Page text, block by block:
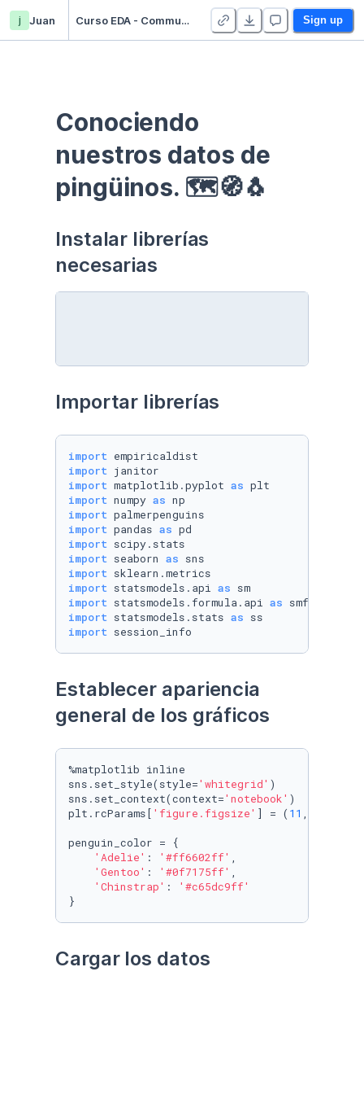
j Juan Curso EDA - Communication - Duplicate Sign up
Conociendo
nuestros datos de
pingüinos. 🗺🧭🐧
Instalar librerías
necesarias
Importar librerías
import
import
import matplotlib.pyplot as
import numpy as
import
import pandas as
import
import seaborn as
import
import statsmodels.api as
import statsmodels.formula.api as
import statsmodels.stats as
import session_info
Establecer apariencia
general de los gráficos
%matplotlib inline
sns.set_style(style='whitegrid' )
sns.set_context(context='notebook' )
plt.rcParams[ 'figure.figsize' ] = ( 11 ,
penguin_color = {
'Adelie' : '#ff6602ff' ,
'Gentoo' : '#0f7175ff' ,
'Chinstrap' :
'#c65dc9ff'
}
Cargar los datos